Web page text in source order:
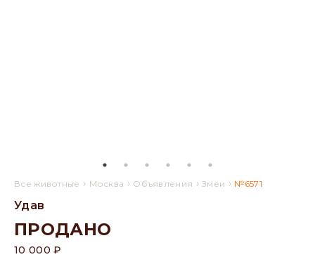
Все животные › Москва › Объявления ›Змеи › №6571
Удав
ПРОДАНО
10 000 ₽